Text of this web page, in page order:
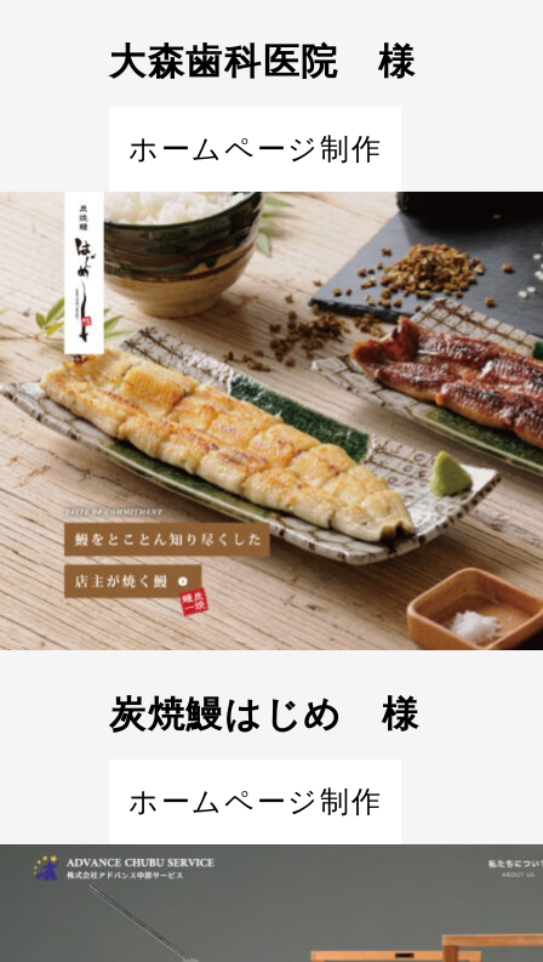
大森歯科医院 様
ホームページ制作
炭焼鰻はじめ 様
ホームページ制作